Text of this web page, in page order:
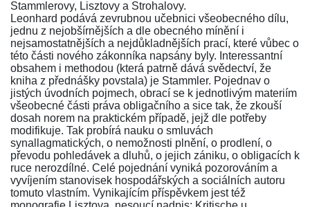
Stammlerovy, Lisztovy a Strohalovy.
Leonhard podává zevrubnou učebnici všeobecného dílu,
jednu z nejobšírnějších a dle obecného mínění i
nejsamostatnějších a nejdůkladnějších prací, které vůbec o
této části nového zákonníka napsány byly. Interessantní
obsahem i methodou (která patrně dává svědectví, že
kniha z přednášky povstala) je Stammler. Pojednav o
jistých úvodních pojmech, obrací se k jednotlivým materiím
všeobecné části práva obligačního a sice tak, že zkouší
dosah norem na praktickém případě, jejž dle potřeby
modifikuje. Tak probírá nauku o smluvách
synallagmatických, o nemožnosti plnění, o prodlení, o
převodu pohledávek a dluhů, o jejich zániku, o obligacích k
ruce nerozdílné. Celé pojednání vyniká pozorováním a
vyvíjením stanovisek hospodářských a sociálních autoru
tomuto vlastním. Vynikajícím příspěvkem jest též